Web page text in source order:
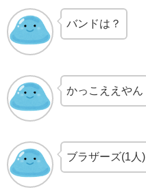
バンドは？
かっこええやん
ブラザーズ(1人)